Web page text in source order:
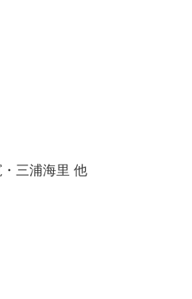
三浦海里 他